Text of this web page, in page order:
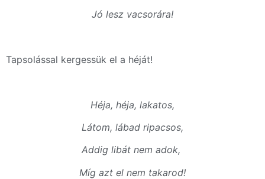
Jó lesz vacsorára!
Tapsolással kergessük el a héját!
Héja, héja, lakatos,
Látom, lábad ripacsos,
Addig libát nem adok,
Míg azt el nem takarod!